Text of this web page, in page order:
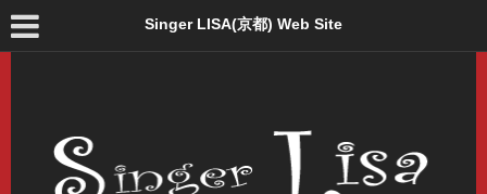
Singer LISA(京都) Web Site